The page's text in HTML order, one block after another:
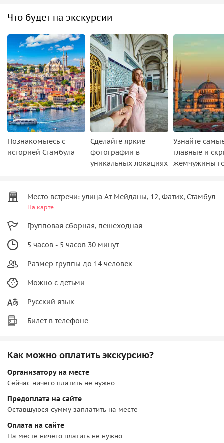
Что будет на экскурсии
Познакомьтесь с
историей Стамбула
Сделайте яркие
фотографии в
уникальных локациях
Узнайте
главные и
жемчужины
Место встречи: улица Ат Мейданы, 12, Фатих, Стамбул
На карте
Групповая сборная, пешеходная
5 часов - 5 часов 30 минут
Размер группы до 14 человек
Можно с детьми
Русский язык
Билет в телефоне
Как можно оплатить экскурсию?
Организатору на месте
Сейчас ничего платить не нужно
Предоплата на сайте
Оставшуюся сумму заплатить на месте
Оплата на сайте
На месте ничего платить не нужно